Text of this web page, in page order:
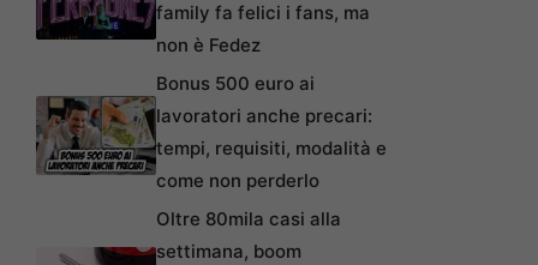
family fa felici i fans, ma
non è Fedez
Bonus 500 euro ai
lavoratori anche precari:
tempi, requisiti, modalità e
come non perderlo
Oltre 80mila casi alla
settimana, boom